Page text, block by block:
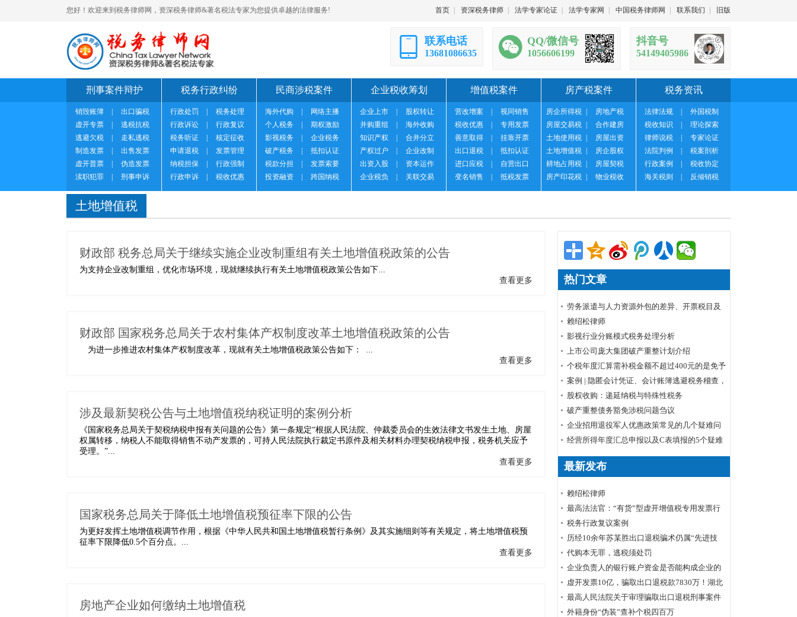
您好！欢迎来到税务律师网，资深税务律师&著名税法专家为您提供卓越的法律服务! 首页 资深税务律师 法学专家论证 法学专家网 中国税务律师网 联系我们 旧版
联系电话
13681086635
QQ/微信号
1056606199
抖音号
54149405986
刑事案件辩护
销毁账簿
出口骗税
虚开专票
逃税抗税
逃避欠税
走私逃税
制造发票
出售发票
虚开普票
伪造发票
渎职犯罪
刑事申诉
税务行政纠纷
行政处罚
税务处理
行政诉讼
行政复议
税务听证
核定征收
申请退税
发票管理
纳税担保
行政强制
行政申诉
税收优惠
民商涉税案件
海外代购
网络主播
个人税务
期权激励
影视税务
企业税务
破产税务
抵扣认证
税款分担
发票索要
投资融资
跨国纳税
企业税收筹划
企业上市
股权转让
并购重组
海外收购
知识产权
合并分立
产权过户
企业改制
出资入股
资本运作
企业税负
关联交易
增值税案件
营改增案
视同销售
税收优惠
专用发票
善意取得
挂靠开票
出口退税
抵扣认证
进口应税
自营出口
变名销售
抵税发票
房产税案件
房企所得税
房地产税
房屋交易税
合作建房
土地使用税
房屋出资
土地增值税
房企股权
耕地占用税
房屋契税
房产印花税
物业税收
税务资讯
法律法规
外国税制
税收知识
理论探索
律师说税
专家论证
法院判例
税案剖析
行政案例
税收协定
海关税则
反倾销税
土地增值税
财政部 税务总局关于继续实施企业改制重组有关土地增值税政策的公告
为支持企业改制重组，优化市场环境，现就继续执行有关土地增值税政策公告如下...
查看更多
财政部 国家税务总局关于农村集体产权制度改革土地增值税政策的公告
为进一步推进农村集体产权制度改革，现就有关土地增值税政策公告如下： ...
查看更多
涉及最新契税公告与土地增值税纳税证明的案例分析
《国家税务总局关于契税纳税申报有关问题的公告》第一条规定“根据人民法院、仲裁委员会的生效法律文书发生土地、房屋
权属转移，纳税人不能取得销售不动产发票的，可持人民法院执行裁定书原件及相关材料办理契税纳税申报，税务机关应予
受理。”...
查看更多
国家税务总局关于降低土地增值税预征率下限的公告
为更好发挥土地增值税调节作用，根据《中华人民共和国土地增值税暂行条例》及其实施细则等有关规定，将土地增值税预
征率下限降低0.5个百分点。...
查看更多
房地产企业如何缴纳土地增值税
热门文章
劳务派遣与人力资源外包的差异、开票税目及
税率
赖绍松律师
影视行业分账模式税务处理分析
上市公司庞大集团破产重整计划介绍
个税年度汇算需补税金额不超过400元的是免予
申报还是免予补缴
案例 | 隐匿会计凭证、会计账簿逃避税务稽查，
小心被判刑！
股权收购：递延纳税与特殊性税务
破产重整债务豁免涉税问题刍议
企业招用退役军人优惠政策常见的几个疑难问
题解答
经营所得年度汇总申报以及C表填报的5个疑难
问题
最新发布
赖绍松律师
最高法法官：“有货”型虚开增值税专用发票行
为定性
税务行政复议案例
历经10余年苏某胜出口退税骗术仍属“先进技
术”，福州国税稽查局相应的查骗方法仍非常管
用
代购本无罪，逃税须处罚
企业负责人的银行账户资金是否能构成企业的
应税收入？
虚开发票10亿，骗取出口退税款7830万！湖北
破获链条式骗税案
最高人民法院关于审理骗取出口退税刑事案件
具体应用法律若干问题的解释辑
外籍身份“伪装”查补个税四百万